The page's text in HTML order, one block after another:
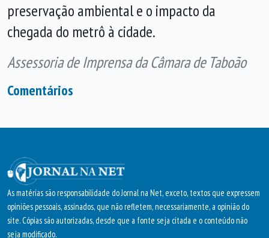
preservação ambiental e o impacto da
chegada do metrô à cidade.
Assessoria de Imprensa da Câmara de Taboão
Comentários
As matérias são responsabilidade do Jornal na Net, exceto, textos que expressem
opiniões pessoais, assinados, que não refletem, necessariamente, a opinião do
site. Cópias são autorizadas, desde que a fonte seja citada e o conteúdo não
seja modificado.